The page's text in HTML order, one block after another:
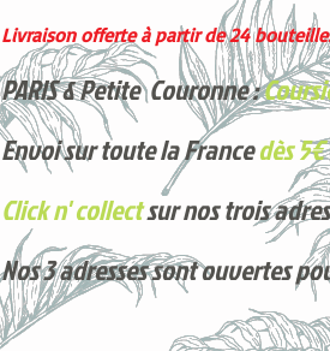
Livraison offerte à partir de 24
PARIS & Petite Couronne :
Envoi sur toute la Francedès 5€
Click n' collectsur nos trois
Nos 3 adresses sont ouvertes
Voici nos derniers arrivages !